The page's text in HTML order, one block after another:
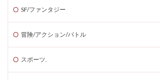
SF/ファンタジー
冒険/アクション/バトル
スポーツ.